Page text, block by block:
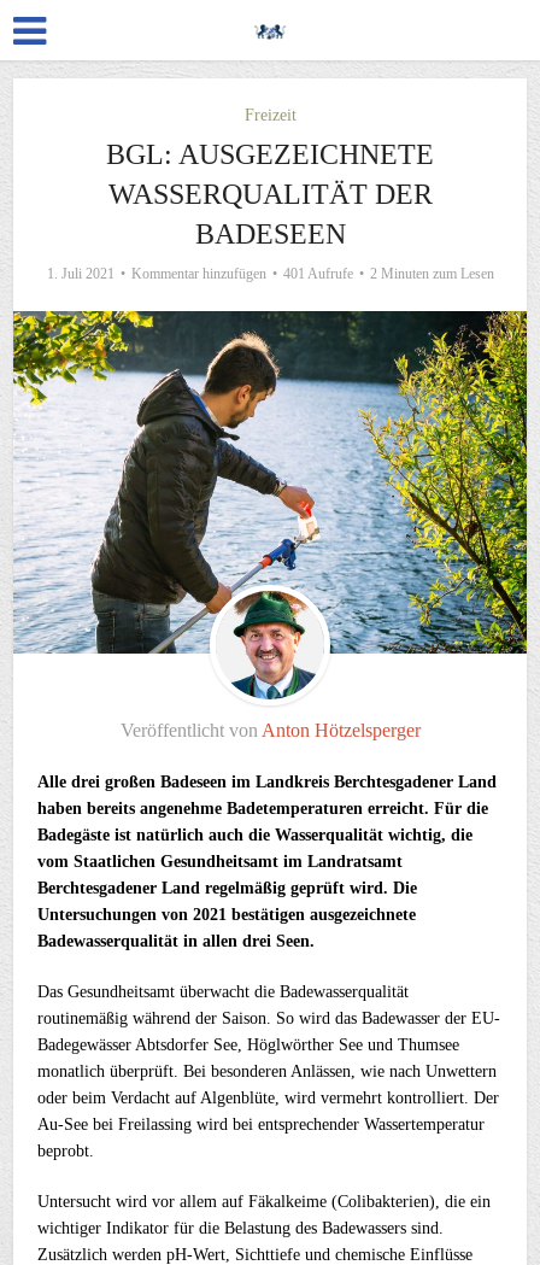
Freizeit
BGL: AUSGEZEICHNETE
WASSERQUALITÄT DER
BADESEEN
1. Juli 2021 Kommentar hinzufügen 401 Aufrufe 2 Minuten zum Lesen
Veröffentlicht von Anton Hötzelsperger
Alle drei großen Badeseen im Landkreis Berchtesgadener Land
haben bereits angenehme Badetemperaturen erreicht. Für die
Badegäste ist natürlich auch die Wasserqualität wichtig, die
vom Staatlichen Gesundheitsamt im Landratsamt
Berchtesgadener Land regelmäßig geprüft wird. Die
Untersuchungen von 2021 bestätigen ausgezeichnete
Badewasserqualität in allen drei Seen.
Das Gesundheitsamt überwacht die Badewasserqualität
routinemäßig während der Saison. So wird das Badewasser der EU-
Badegewässer Abtsdorfer See, Höglwörther See und Thumsee
monatlich überprüft. Bei besonderen Anlässen, wie nach Unwettern
oder beim Verdacht auf Algenblüte, wird vermehrt kontrolliert. Der
Au-See bei Freilassing wird bei entsprechender Wassertemperatur
beprobt.
Untersucht wird vor allem auf Fäkalkeime (Colibakterien), die ein
wichtiger Indikator für die Belastung des Badewassers sind.
Zusätzlich werden pH-Wert, Sichttiefe und chemische Einflüsse